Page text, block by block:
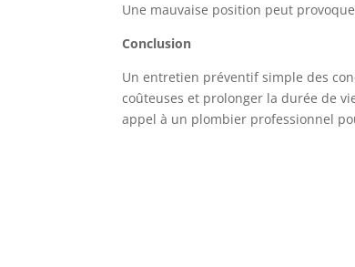
Une mauvaise position peut
Conclusion
Un entretien préventif simple des
coûteuses et prolonger la durée de
appel à un plombier professionnel